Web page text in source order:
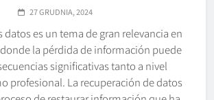
27 GRUDNIA, 2024
datos es un tema de gran relevancia en
la pérdida de información puede
significativas tanto a nivel
profesional. La recuperación de datos